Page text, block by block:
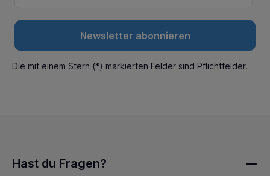
Newsletter abonnieren
Die mit einem Stern (*) markierten Felder sind Pflichtfelder.
Hast du Fragen?